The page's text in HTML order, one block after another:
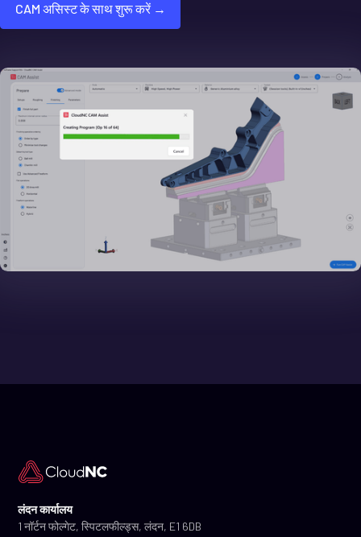
CAM असिस्ट के साथ शुरू करें →
लंदन कार्यालय
1 नॉर्टन फोल्गेट, स्पिटलफील्ड्स, लंदन, E1 6DB